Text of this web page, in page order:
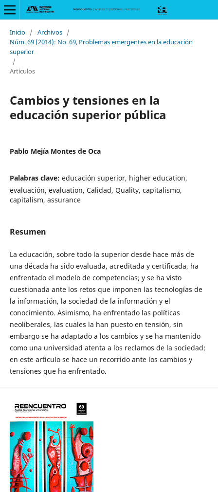
Inicio / Archivos /
Núm. 69 (2014): No. 69, Problemas emergentes en la educación
superior
/
Artículos
Cambios y tensiones en la
educación superior pública
Pablo Mejía Montes de Oca
Palabras clave: educación superior, higher education,
evaluación, evaluation, Calidad, Quality, capitalismo,
capitalism, assurance
Resumen
La educación, sobre todo la superior desde hace más de
una década ha sido evaluada, acreditada y certificada, ha
enfrentado el modelo de competencias; y se ha visto
cuestionada ante los retos que imponen las tecnologías de
la información, la sociedad de la información y el
conocimiento. Asimismo, ha enfrentado las políticas
neoliberales, las cuales la han puesto en tensión, sin
embargo se ha adaptado a los cambios y se ha mantenido
como una universidad atenta a los reclamos de la sociedad;
en este artículo se hace un recorrido ante los cambios y
tensiones que ha enfrentado.